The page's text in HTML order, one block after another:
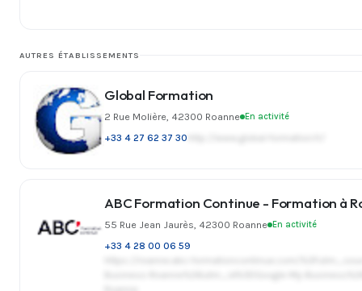
AUTRES ÉTABLISSEMENTS
Global Formation
2 Rue Molière, 42300 Roanne En activité
+33 4 27 62 37 30
ABC Formation Continue - Formation à
55 Rue Jean Jaurès, 42300 Roanne En activité
+33 4 28 00 06 59